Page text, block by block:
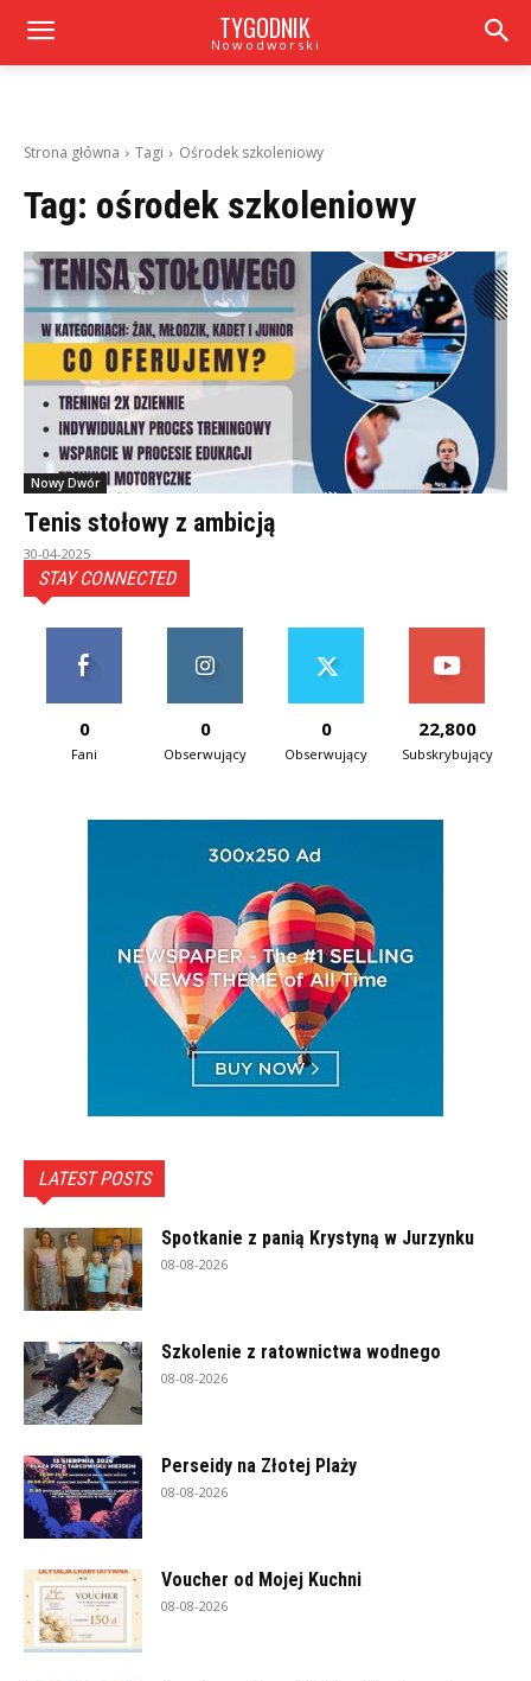
TYGODNIK
Nowodworski
Strona główna Tagi Ośrodek szkoleniowy
Tag: ośrodek szkoleniowy
Nowy Dwór
Tenis stołowy z ambicją
30-04-2025
STAY CONNECTED
0
Fani
0
Obserwujący
0
Obserwujący
22,800
Subskrybujący
LATEST POSTS
Spotkanie z panią Krystyną w Jurzynku
08-08-2026
Szkolenie z ratownictwa wodnego
08-08-2026
Perseidy na Złotej Plaży
08-08-2026
Voucher od Mojej Kuchni
08-08-2026